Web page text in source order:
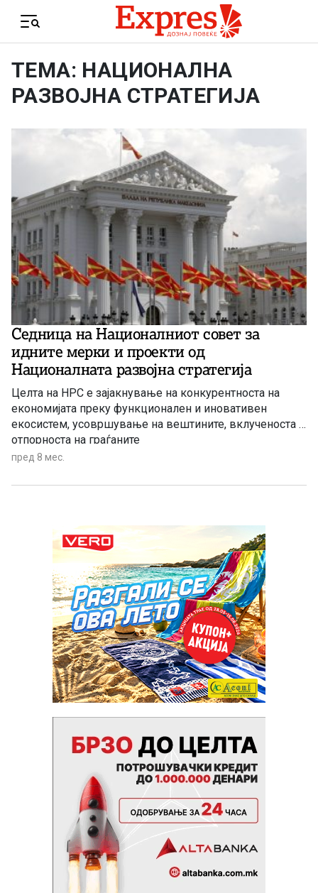
Menu
ТЕМА: НАЦИОНАЛНА
РАЗВОЈНА СТРАТЕГИЈА
Седница на Националниот совет за
идните мерки и проекти од
Националната развојна стратегија
Целта на НРС е зајакнување на конкурентноста на
економијата преку функционален и иновативен
екосистем, усовршување на вештините, вклученоста и
отпорноста на граѓаните
пред 8 мес.